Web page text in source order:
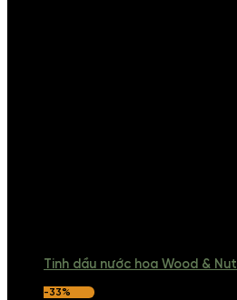
Tinh dầu nước hoa Wood & Nut
-33%